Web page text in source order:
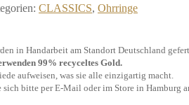
CLASSICS, Ohrringe
in Handarbeit am Standort Deutschland
99% recyceltes Gold.
aufweisen, was sie alle einzigartig macht.
sich bitte per E-Mail oder im Store in Hamburg